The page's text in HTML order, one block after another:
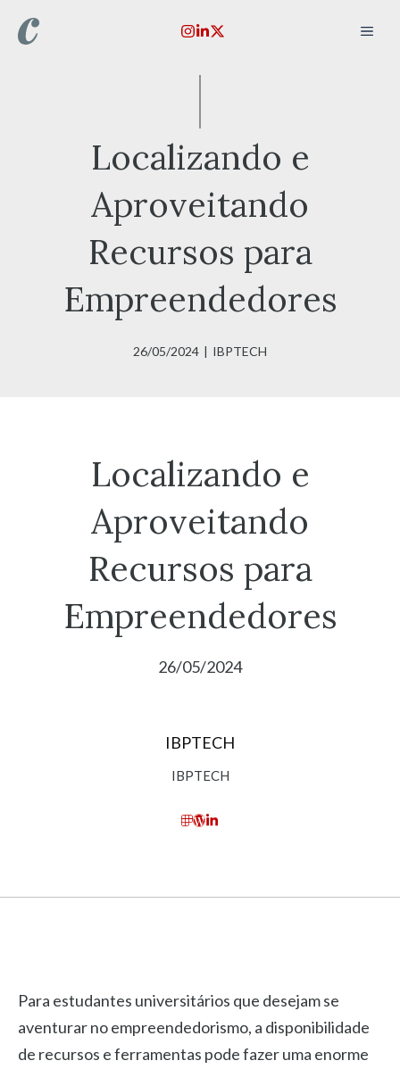
para
Localizando e
Aproveitando
Recursos para
Empreendedores
26/05/2024 | IBPTECH
Localizando e
Aproveitando
Recursos para
Empreendedores
26/05/2024
IBPTECH
IBPTECH
Para estudantes universitários que desejam se
aventurar no empreendedorismo, a disponibilidade
de recursos e ferramentas pode fazer uma enorme